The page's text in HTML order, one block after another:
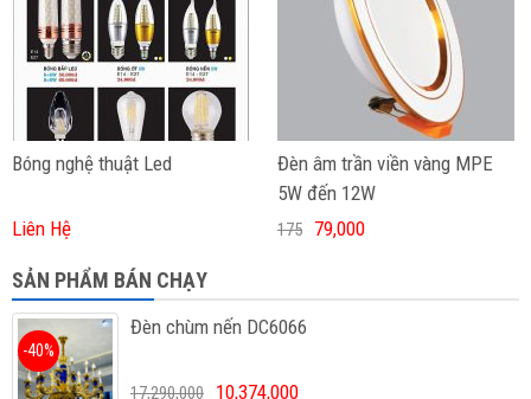
Bóng nghệ thuật Led
Liên Hệ
Đèn âm trần viền vàng MPE
5W đến 12W
175 79,000
SẢN PHẨM BÁN CHẠY
Đèn chùm nến DC6066
-40%
17,290,000 10,374,000